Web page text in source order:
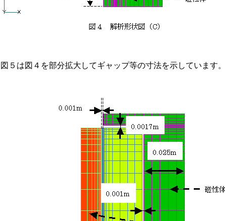
図５は図４を部分拡大してギャップ等の寸法を示しています。